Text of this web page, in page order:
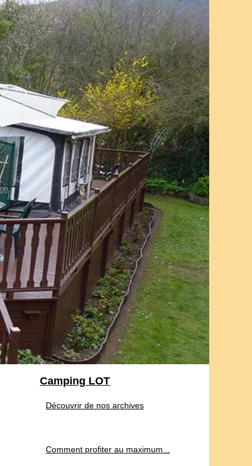
Camping LOT
Découvrir de nos archives
Comment profiter au maximum...